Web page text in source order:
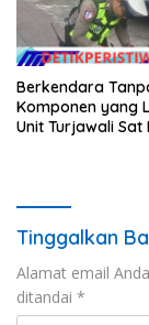
Berkendara
Komponen yang
Unit Turjawali Sat
Tinggalkan
Alamat email
ditandai *